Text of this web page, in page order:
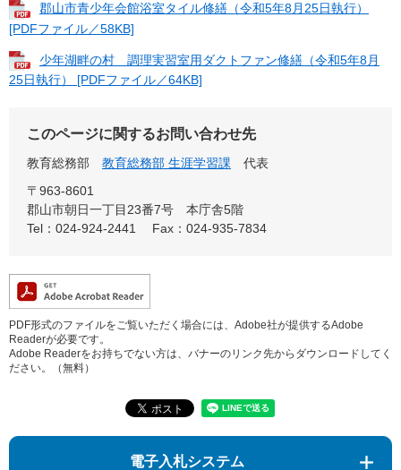
郡山市青少年会館浴室タイル修繕（令和5年8月25日執行）
[PDFファイル／58KB]
少年湖畔の村 調理実習室用ダクトファン修繕（令和5年8月
25日執行） [PDFファイル／64KB]
このページに関するお問い合わせ先
教育総務部 教育総務部 生涯学習課
代表
〒963-8601
郡山市朝日一丁目23番7号 本庁舎5階
Tel：024-924-2441
Fax：024-935-7834
PDF形式のファイルをご覧いただく場合には、Adobe社が提供するAdobe
Readerが必要です。
Adobe Readerをお持ちでない方は、バナーのリンク先からダウンロードしてく
ださい。（無料）
電子入札システム